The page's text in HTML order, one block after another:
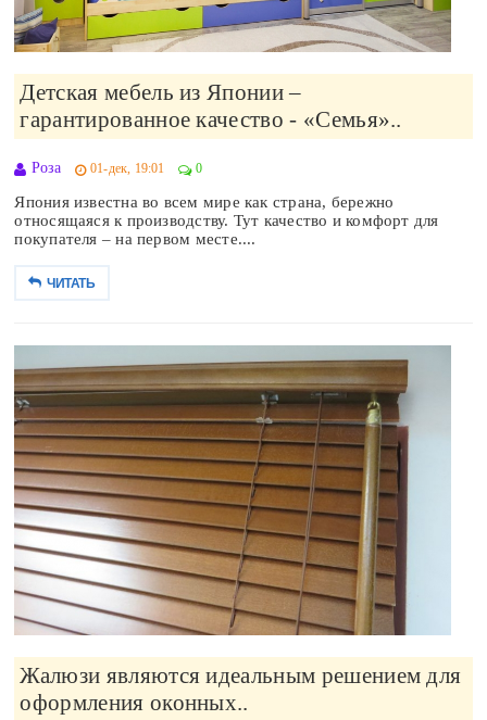
Детская мебель из Японии –
гарантированное качество - «Семья»..
Роза 01-дек, 19:01 0
Япония известна во всем мире как страна, бережно
относящаяся к производству. Тут качество и комфорт для
покупателя – на первом месте....
ЧИТАТЬ
Жалюзи являются идеальным решением для
оформления оконных..